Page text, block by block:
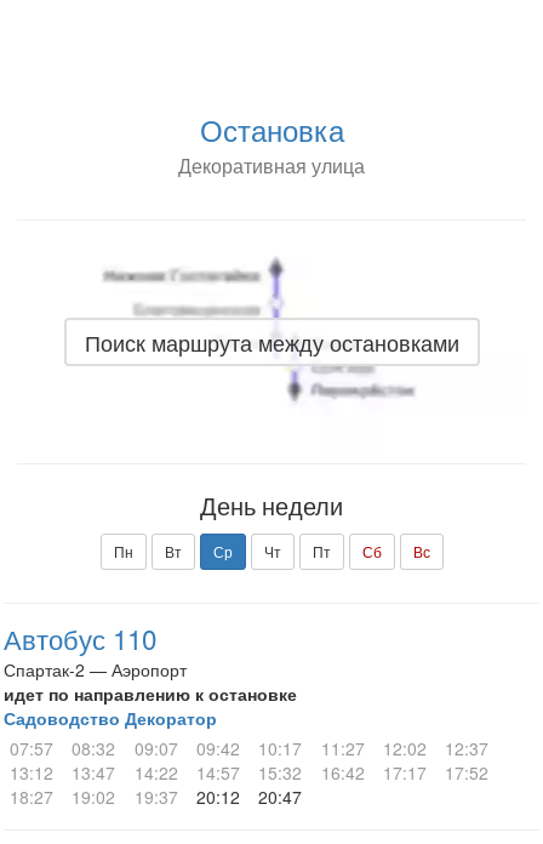
Остановка
Декоративная улица
Поиск маршрута между остановками
День недели
Пн Вт Ср Чт Пт Сб Вс
Автобус 110
Спартак-2 — Аэропорт
идет по направлению к остановке
Садоводство Декоратор
07:57
08:32 09:07 09:42 10:17 11:27 12:02
12:37
13:12
13:47 14:22 14:57 15:32 16:42 17:17
17:52
18:27
19:02 19:37 20:12 20:47